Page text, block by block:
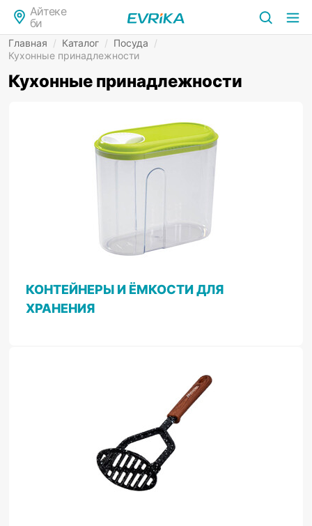
Айтеке
би
Главная / Каталог / Посуда /
Кухонные принадлежности
Кухонные принадлежности
КОНТЕЙНЕРЫ И ЁМКОСТИ ДЛЯ
ХРАНЕНИЯ